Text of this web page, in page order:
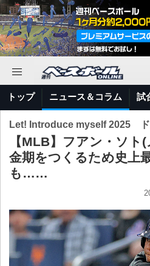
トップ ニュース＆コラム 試
Let! Introduce myself 2025 ド
【MLB】フアン・ソ
金期をつくるため史上
も……